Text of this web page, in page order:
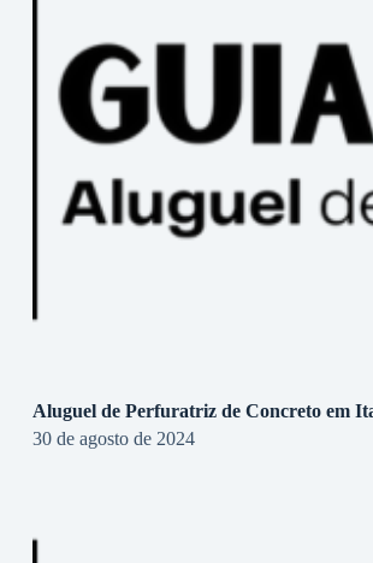
Aluguel de Perfuratriz de Concreto em
30 de agosto de 2024